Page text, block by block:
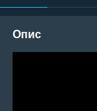
Опис